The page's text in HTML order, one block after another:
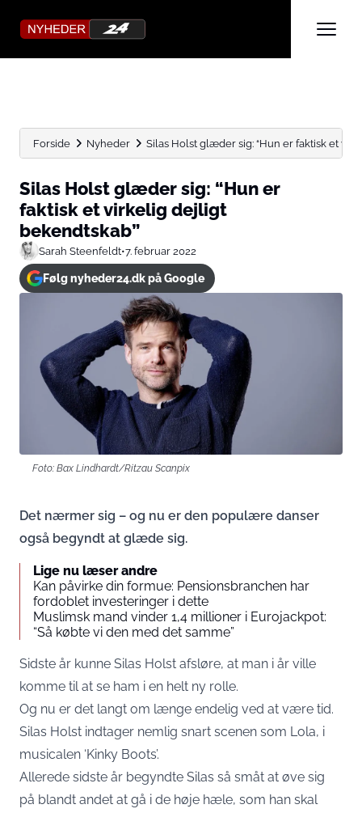
Forside Nyheder Silas Holst glæder sig: “Hun er faktisk et
Silas Holst glæder sig: “Hun er
faktisk et virkelig dejligt
bekendtskab”
Sarah Steenfeldt•7. februar 2022
Følg nyheder24.dk på Google
Foto: Bax Lindhardt/Ritzau Scanpix
Det nærmer sig – og nu er den populære danser
også begyndt at glæde sig.
Lige nu læser andre
Kan påvirke din formue: Pensionsbranchen har
fordoblet investeringer i dette
Muslimsk mand vinder 1,4 millioner i Eurojackpot:
“Så købte vi den med det samme”
Sidste år kunne Silas Holst afsløre, at man i år ville
komme til at se ham i en helt ny rolle.
Og nu er det langt om længe endelig ved at være tid.
Silas Holst indtager nemlig snart scenen som Lola, i
musicalen ‘Kinky Boots’.
Allerede sidste år begyndte Silas så småt at øve sig
på blandt andet at gå i de høje hæle, som han skal